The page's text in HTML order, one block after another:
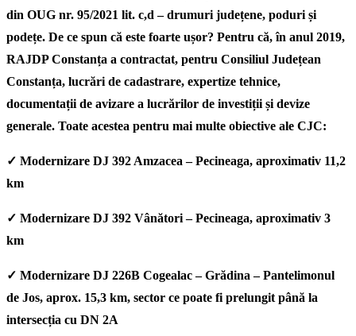
din OUG nr. 95/2021 lit. c,d – drumuri județene, poduri și
podețe. De ce spun că este foarte ușor? Pentru că, în anul 2019,
RAJDP Constanța a contractat, pentru Consiliul Județean
Constanța, lucrări de cadastrare, expertize tehnice,
documentații de avizare a lucrărilor de investiții și devize
generale. Toate acestea pentru mai multe obiective ale CJC:
✓ Modernizare DJ 392 Amzacea – Pecineaga, aproximativ 11,2
km
✓ Modernizare DJ 392 Vânători – Pecineaga, aproximativ 3
km
✓ Modernizare DJ 226B Cogealac – Grădina – Pantelimonul
de Jos, aprox. 15,3 km, sector ce poate fi prelungit până la
intersecția cu DN 2A